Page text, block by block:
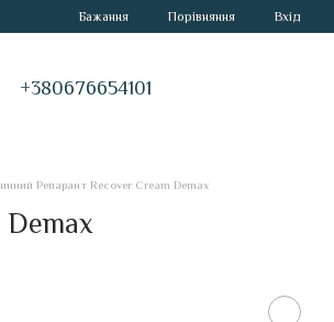
Бажання Порівняння Вхід
+380676654101
Репарант Recover Cream Demax